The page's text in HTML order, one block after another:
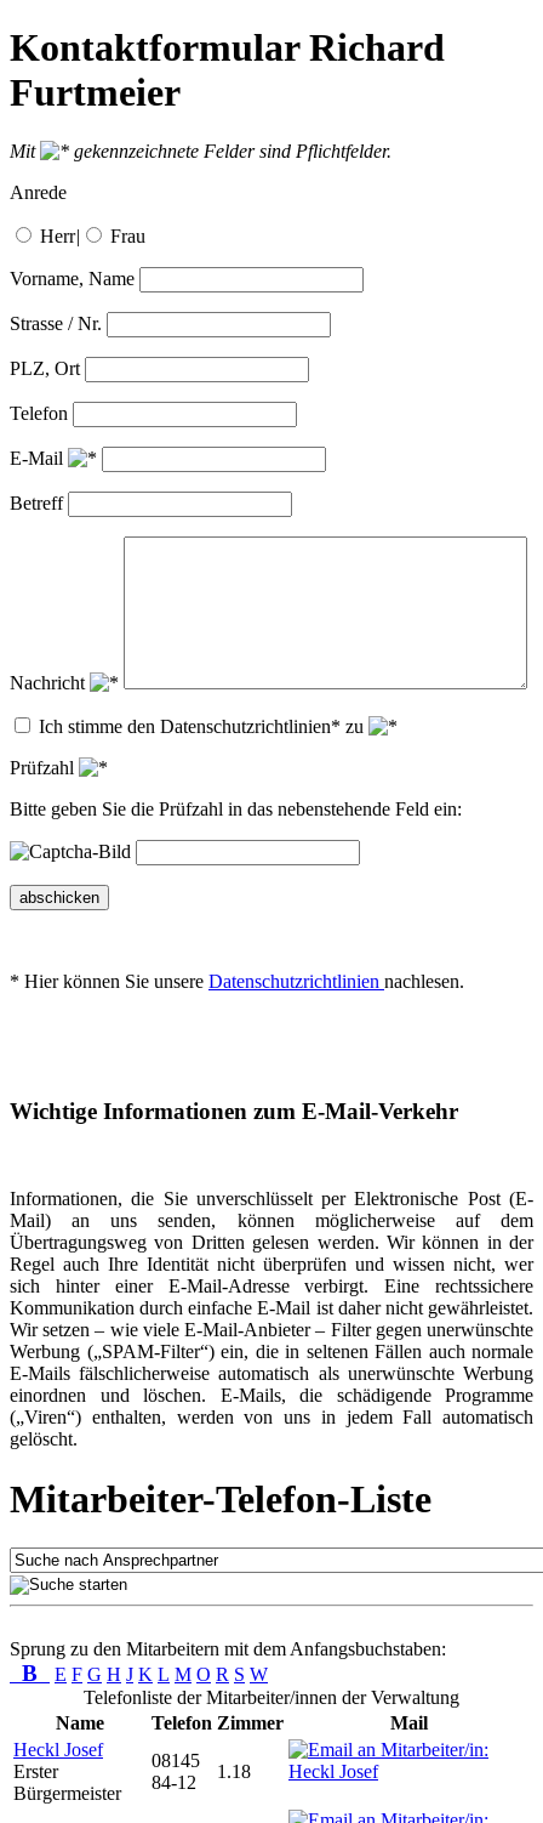
Kontaktformular Richard
Furtmeier
Mit
gekennzeichnete Felder sind Pflichtfelder.
Anrede
Herr| Frau
Vorname, Name
Strasse / Nr.
PLZ, Ort
Telefon
E-Mail
Betreff
Nachricht
Ich stimme den Datenschutzrichtlinien* zu
Prüfzahl
Bitte geben Sie die Prüfzahl in das nebenstehende Feld ein:
abschicken
* Hier können Sie unsere Datenschutzrichtlinien nachlesen.
Wichtige Informationen zum E-Mail-Verkehr
Informationen, die Sie unverschlüsselt per Elektronische Post (E-
Mail) an uns senden, können möglicherweise auf dem
Übertragungsweg von Dritten gelesen werden. Wir können in der
Regel auch Ihre Identität nicht überprüfen und wissen nicht, wer
sich hinter einer E-Mail-Adresse verbirgt. Eine rechtssichere
Kommunikation durch einfache E-Mail ist daher nicht gewährleistet.
Wir setzen – wie viele E-Mail-Anbieter – Filter gegen unerwünschte
Werbung („SPAM-Filter“) ein, die in seltenen Fällen auch normale
E-Mails fälschlicherweise automatisch als unerwünschte Werbung
einordnen und löschen. E-Mails, die schädigende Programme
(„Viren“) enthalten, werden von uns in jedem Fall automatisch
gelöscht.
Mitarbeiter-Telefon-Liste
Sprung zu den Mitarbeitern mit dem Anfangsbuchstaben:
B E F G H J K L M O R S W
Telefonliste der Mitarbeiter/innen der Verwaltung
Name
Telefon Zimmer
Mail
Heckl Josef
Erster
Bürgermeister
08145
84-12
1.18